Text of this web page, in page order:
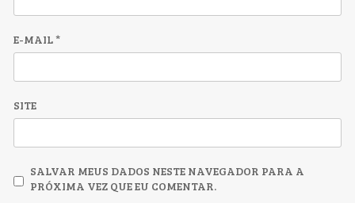
E-MAIL*
SITE
SALVAR MEUS DADOS NESTE NAVEGADOR PARA A
PRÓXIMA VEZ QUE EU COMENTAR.